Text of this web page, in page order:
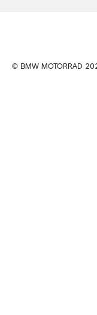
© BMW MOTORRAD